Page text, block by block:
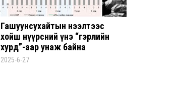
Гашуунсухайтын нээлтээс
хойш нүүрсний үнэ “гэрлийн
хурд”-аар унаж байна
2025-6-27